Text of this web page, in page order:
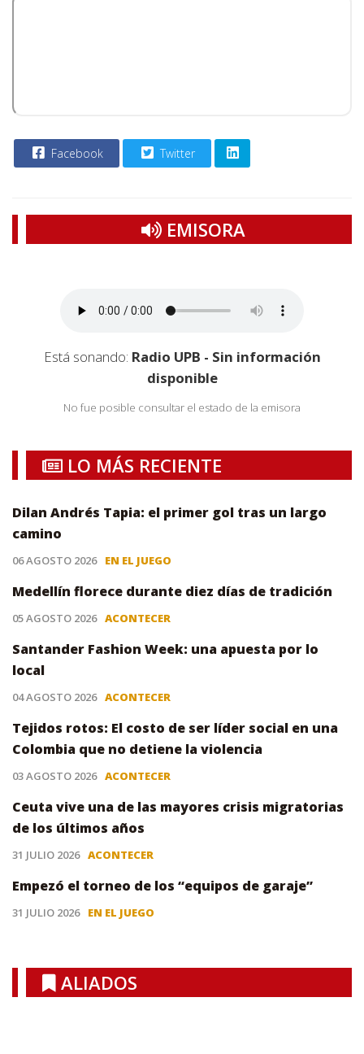
Facebook Twitter
EMISORA
Está sonando: Radio UPB - Sin información
disponible
No fue posible consultar el estado de la emisora
LO MÁS RECIENTE
Dilan Andrés Tapia: el primer gol tras un largo
camino
06 AGOSTO 2026 EN EL JUEGO
Medellín florece durante diez días de tradición
05 AGOSTO 2026 ACONTECER
Santander Fashion Week: una apuesta por lo
local
04 AGOSTO 2026 ACONTECER
Tejidos rotos: El costo de ser líder social en una
Colombia que no detiene la violencia
03 AGOSTO 2026 ACONTECER
Ceuta vive una de las mayores crisis migratorias
de los últimos años
31 JULIO 2026 ACONTECER
Empezó el torneo de los “equipos de garaje”
31 JULIO 2026 EN EL JUEGO
ALIADOS